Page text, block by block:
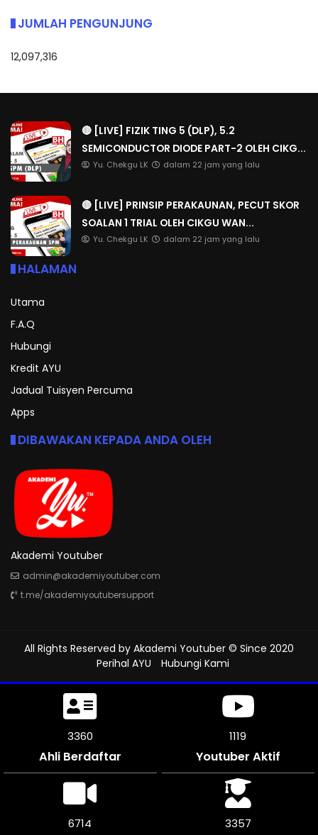
JUMLAH PENGUNJUNG
12,097,316
🔴 [LIVE] FIZIK TING 5 (DLP), 5.2
SEMICONDUCTOR DIODE PART-2 OLEH CIKG...
Yu. Chekgu LK dalam 22 jam yang lalu
🔴 [LIVE] PRINSIP PERAKAUNAN, PECUT SKOR
SOALAN 1 TRIAL OLEH CIKGU WAN...
Yu. Chekgu LK dalam 22 jam yang lalu
HALAMAN
Utama
F.A.Q
Hubungi
Kredit AYU
Jadual Tuisyen Percuma
Apps
DIBAWAKAN KEPADA ANDA OLEH
Akademi Youtuber
admin@akademiyoutuber.com
t.me/akademiyoutubersupport
All Rights Reserved by Akademi Youtuber © Since 2020
Perihal AYU
Hubungi Kami
3777
Ahli Berdaftar
1259
Youtuber Aktif
7554 3774